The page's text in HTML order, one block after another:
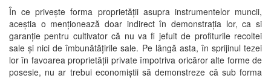
În ce privește forma proprietății asupra instrumentelor muncii,
aceștia o menționează doar indirect în demonstrația lor, ca si
garanție pentru cultivator că nu va fi jefuit de profiturile recoltei
sale și nici de îmbunătățirile sale. Pe lângă asta, în sprijinul tezei
lor în favoarea proprietății private împotriva oricăror alte forme de
posesie, nu ar trebui economiștii să demonstreze că sub forma